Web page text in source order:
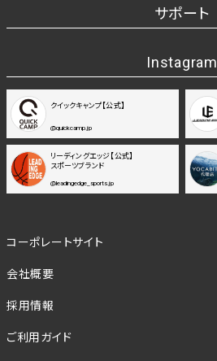
サポート
Instagram
クイックキャンプ【公式】
@quickcamp.jp
リーディングエッジ【公式】
スポーツブランド
@leadingedge_sports.jp
コーポレートサイト
会社概要
採用情報
ご利用ガイド